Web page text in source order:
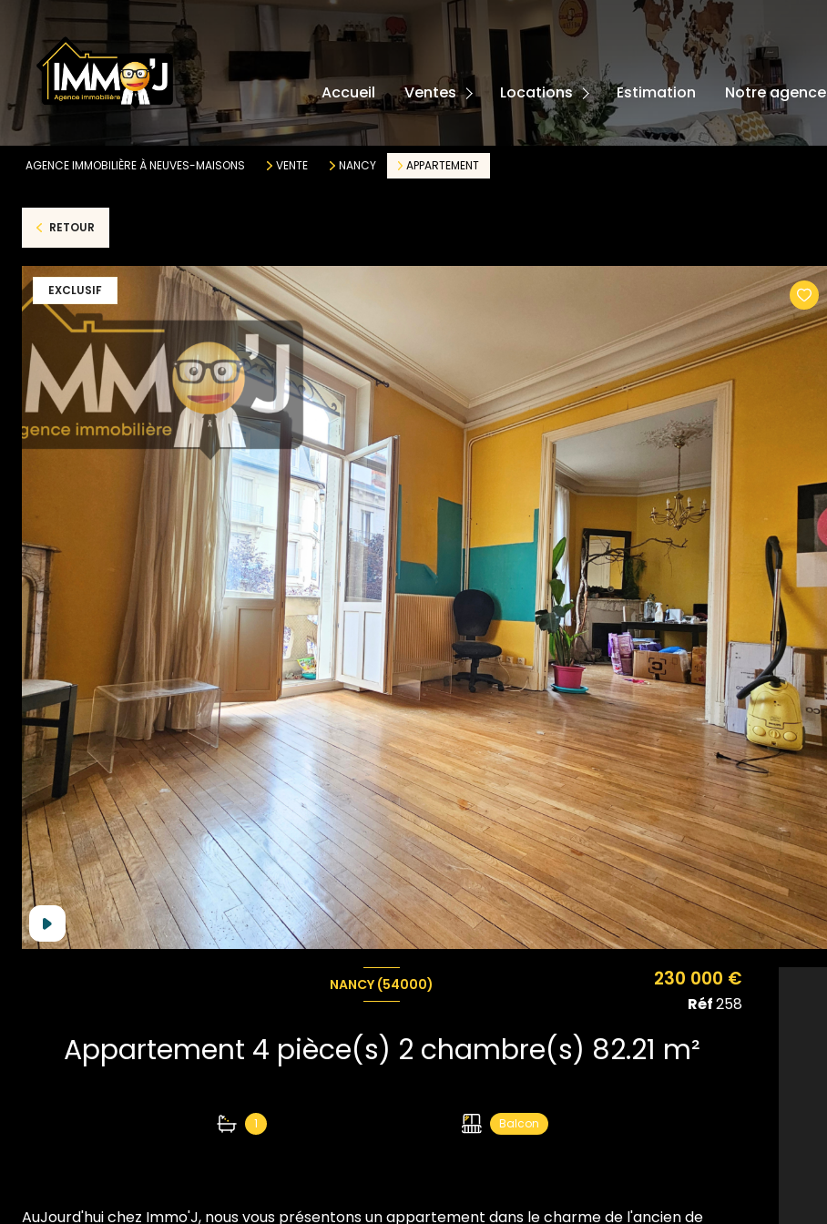
Accueil Ventes
APPARTEMENTS
TERRAINS
AUTRES
Locations
MAISONS
APPARTEMENTS
Estimation Notre agence
AGENCE IMMOBILIÈRE À NEUVES-MAISONS VENTE NANCY APPARTEMENT
RETOUR
EXCLUSIF
NANCY (54000)
Appartement 4 pièce(s) 2 chambre(s) 82.21 m²
1 Balcon
230 000 €
Réf258
AuJourd'hui chez Immo'J, nous vous présentons un appartement dans le charme de l'ancien de